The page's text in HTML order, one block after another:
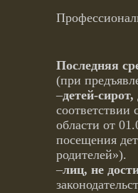
Последняя
(при
–детей-
соответствии
области от
посещения
родителей»).
–лиц, не